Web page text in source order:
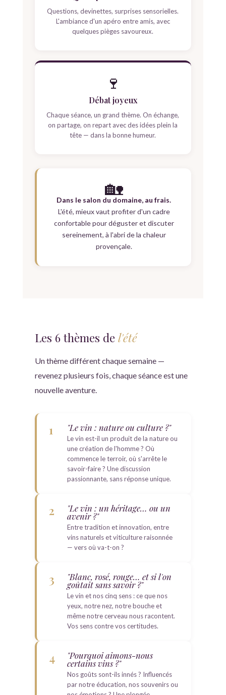
Questions, devinettes, surprises sensorielles.
L'ambiance d'un apéro entre amis, avec
quelques pièges savoureux.
🍷
Débat joyeux
Chaque séance, un grand thème. On échange,
on partage, on repart avec des idées plein la
tête — dans la bonne humeur.
🏡
Dans le salon du domaine, au frais.
L'été, mieux vaut profiter d'un cadre
confortable pour déguster et discuter
sereinement, à l'abri de la chaleur
provençale.
Les 6 thèmes de l'été
Un thème différent chaque semaine —
revenez plusieurs fois, chaque séance est une
nouvelle aventure.
1 "Le vin : nature ou culture ?"
Le vin est-il un produit de la nature ou
une création de l'homme ? Où
commence le terroir, où s'arrête le
savoir-faire ? Une discussion
passionnante, sans réponse unique.
2 "Le vin : un héritage… ou un
avenir ?"
Entre tradition et innovation, entre
vins naturels et viticulture raisonnée
— vers où va-t-on ?
3 "Blanc, rosé, rouge… et si l'on
goûtait sans savoir ?"
Le vin et nos cinq sens : ce que nos
yeux, notre nez, notre bouche et
même notre cerveau nous racontent.
Vos sens contre vos certitudes.
4 "Pourquoi aimons-nous
certains vins ?"
Nos goûts sont-ils innés ? Influencés
par notre éducation, nos souvenirs ou